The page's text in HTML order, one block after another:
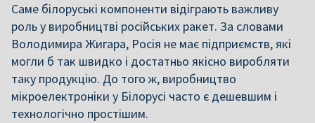
Саме білоруські компоненти відіграють важливу
роль у виробництві російських ракет. За словами
Володимира Жигара, Росія не має підприємств, які
могли б так швидко і достатньо якісно виробляти
таку продукцію. До того ж, виробництво
мікроелектроніки у Білорусі часто є дешевшим і
технологічно простішим.